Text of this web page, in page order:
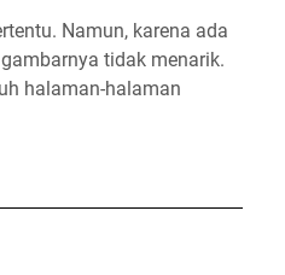
Namun, karena ada
tidak menarik.
halaman-halaman